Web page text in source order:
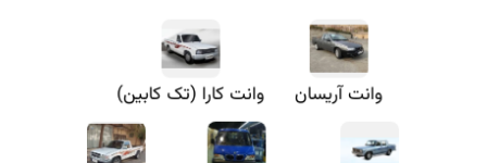
وانت آریسان وانت کارا (تک کابین)